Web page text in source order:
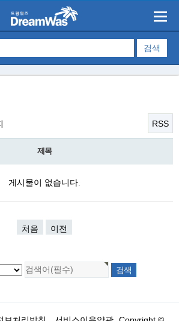
RSS
제목
게시물이 없습니다.
처음 이전